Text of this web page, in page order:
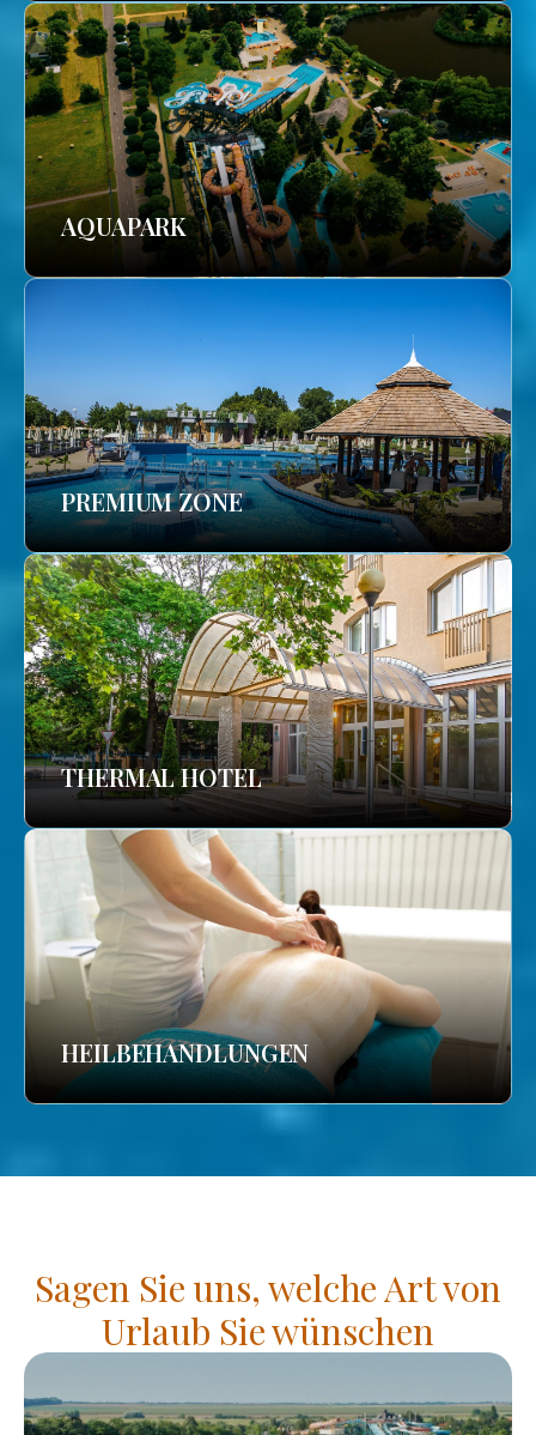
AQUAPARK
PREMIUM ZONE
THERMAL HOTEL
HEILBEHANDLUNGEN
Sagen Sie uns, welche Art von
Urlaub Sie wünschen